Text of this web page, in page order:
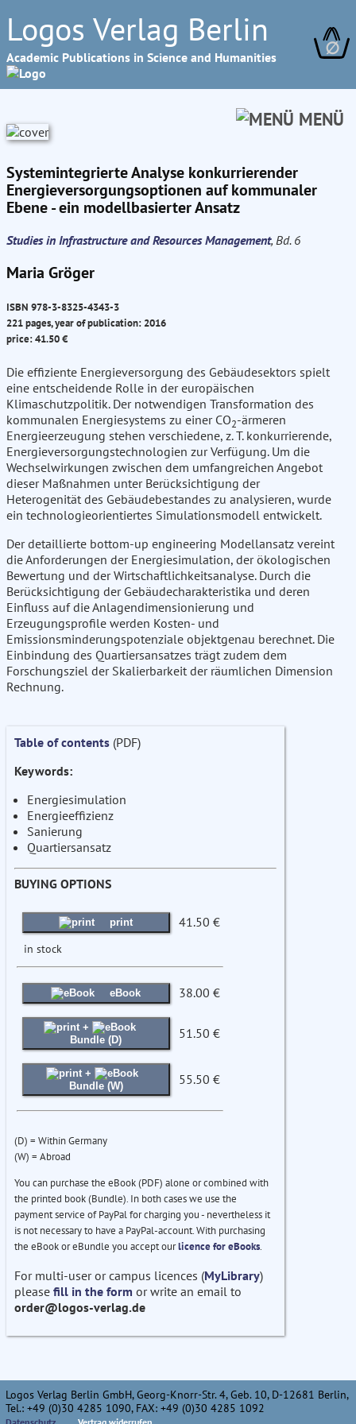
Logos Verlag Berlin
Academic Publications in Science and Humanities ∅
MENÜ
Systemintegrierte Analyse konkurrierender
Energieversorgungsoptionen auf kommunaler
Ebene - ein modellbasierter Ansatz
Studies in Infrastructure and Resources Management, Bd. 6
Maria Gröger
ISBN 978-3-8325-4343-3
221 pages, year of publication: 2016
price: 41.50 €
Die effiziente Energieversorgung des Gebäudesektors spielt
eine entscheidende Rolle in der europäischen
Klimaschutzpolitik. Der notwendigen Transformation des
kommunalen Energiesystems zu einer CO2-ärmeren
Energieerzeugung stehen verschiedene, z. T. konkurrierende,
Energieversorgungstechnologien zur Verfügung. Um die
Wechselwirkungen zwischen dem umfangreichen Angebot
dieser Maßnahmen unter Berücksichtigung der
Heterogenität des Gebäudebestandes zu analysieren, wurde
ein technologieorientiertes Simulationsmodell entwickelt.
Der detaillierte bottom-up engineering Modellansatz vereint
die Anforderungen der Energiesimulation, der ökologischen
Bewertung und der Wirtschaftlichkeitsanalyse. Durch die
Berücksichtigung der Gebäudecharakteristika und deren
Einfluss auf die Anlagendimensionierung und
Erzeugungsprofile werden Kosten- und
Emissionsminderungspotenziale objektgenau berechnet. Die
Einbindung des Quartiersansatzes trägt zudem dem
Forschungsziel der Skalierbarkeit der räumlichen Dimension
Rechnung.
Table of contents (PDF)
Keywords:
Energiesimulation
Energieeffizienz
Sanierung
Quartiersansatz
BUYING OPTIONS
print 41.50 €
in stock
eBook 38.00 €
+
Bundle (D)
51.50 €
+
Bundle (W)
55.50 €
(D) = Within Germany
(W) = Abroad
You can purchase the eBook (PDF) alone or combined with
the printed book (Bundle). In both cases we use the
payment service of PayPal for charging you - nevertheless it
is not necessary to have a PayPal-account. With purchasing
the eBook or eBundle you accept ourlicence for eBooks.
For multi-user or campus licences (MyLibrary)
please fill in the form or write an email to
order@logos-verlag.de
Logos Verlag Berlin GmbH, Georg-Knorr-Str. 4, Geb. 10, D-12681 Berlin,
Tel.: +49 (0)30 4285 1090, FAX: +49 (0)30 4285 1092